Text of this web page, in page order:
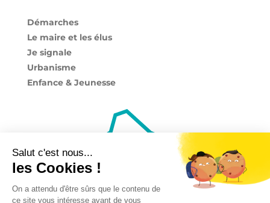
Démarches
Le maire et les élus
Je signale
Urbanisme
Enfance & Jeunesse